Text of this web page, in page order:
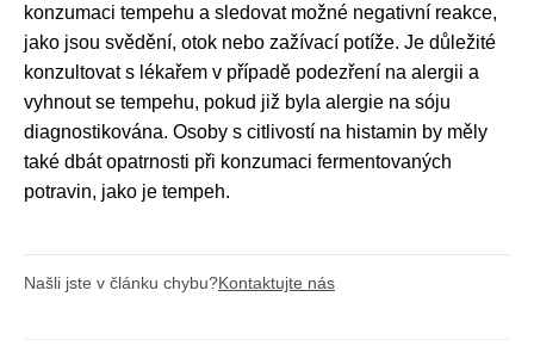
konzumaci tempehu a sledovat možné negativní reakce,
jako jsou svědění, otok nebo zažívací potíže. Je důležité
konzultovat s lékařem v případě podezření na alergii a
vyhnout se tempehu, pokud již byla alergie na sóju
diagnostikována. Osoby s citlivostí na histamin by měly
také dbát opatrnosti při konzumaci fermentovaných
potravin, jako je tempeh.
Našli jste v článku chybu?Kontaktujte nás